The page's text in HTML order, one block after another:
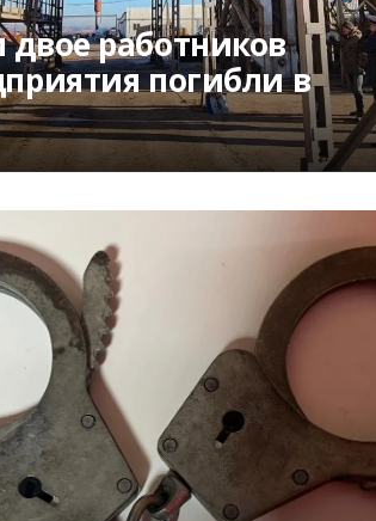
работников
погибли в